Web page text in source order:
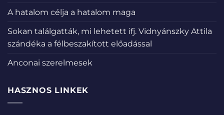
A hatalom célja a hatalom maga
Sokan találgatták, mi lehetett ifj. Vidnyánszky Attila
szándéka a félbeszakított előadással
Anconai szerelmesek
HASZNOS LINKEK